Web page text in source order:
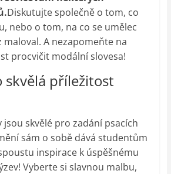
Diskutujte společně o tom, co
nebo o tom, na co se umělec
maloval. A nezapomeňte na
procvičit modální slovesa!
skvělá příležitost
jsou skvělé pro zadání psacích
sám o sobě dává studentům
inspirace k úspěšnému
Vyberte si slavnou malbu,